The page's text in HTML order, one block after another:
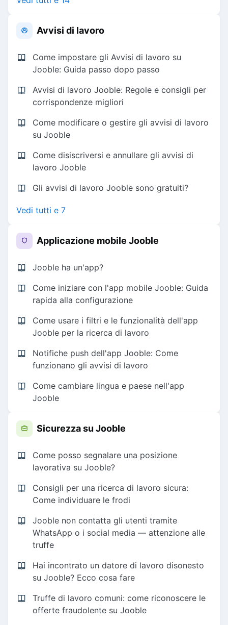
Avvisi di lavoro
Come impostare gli Avvisi di lavoro su
Jooble: Guida passo dopo passo
Avvisi di lavoro Jooble: Regole e consigli per
corrispondenze migliori
Come modificare o gestire gli avvisi di lavoro
su Jooble
Come disiscriversi e annullare gli avvisi di
lavoro Jooble
Gli avvisi di lavoro Jooble sono gratuiti?
Vedi tutti e 7
Applicazione mobile Jooble
Jooble ha un'app?
Come iniziare con l'app mobile Jooble: Guida
rapida alla configurazione
Come usare i filtri e le funzionalità dell'app
Jooble per la ricerca di lavoro
Notifiche push dell'app Jooble: Come
funzionano gli avvisi di lavoro
Come cambiare lingua e paese nell'app
Jooble
Sicurezza su Jooble
Come posso segnalare una posizione
lavorativa su Jooble?
Consigli per una ricerca di lavoro sicura:
Come individuare le frodi
Jooble non contatta gli utenti tramite
WhatsApp o i social media — attenzione alle
truffe
Hai incontrato un datore di lavoro disonesto
su Jooble? Ecco cosa fare
Truffe di lavoro comuni: come riconoscere le
offerte fraudolente su Jooble